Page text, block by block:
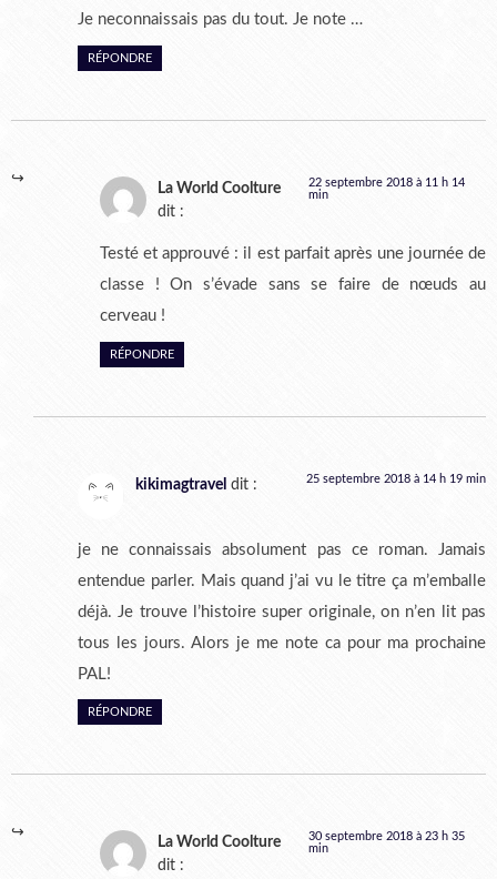
Je neconnaissais pas du tout. Je note …
RÉPONDRE
La World Coolture
dit :
22 septembre 2018 à 11 h 14
min
Testé et approuvé : il est parfait après une journée de
classe ! On s’évade sans se faire de nœuds au
cerveau !
RÉPONDRE
kikimagtravel dit : 25 septembre 2018 à 14 h 19 min
je ne connaissais absolument pas ce roman. Jamais
entendue parler. Mais quand j’ai vu le titre ça m’emballe
déjà. Je trouve l’histoire super originale, on n’en lit pas
tous les jours. Alors je me note ca pour ma prochaine
PAL!
RÉPONDRE
La World Coolture
dit :
30 septembre 2018 à 23 h 35
min